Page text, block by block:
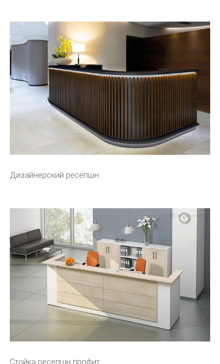
Дизайнерский ресепшн
Стойка ресепшн профит